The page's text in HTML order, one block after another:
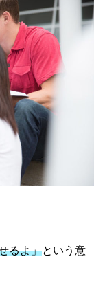
るよ」という意